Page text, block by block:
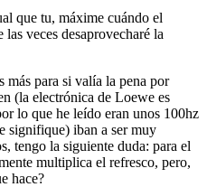
que tu, máxime cuándo el
veces desaprovecharé la
más para si valía la pena por
(la electrónica de Loewe es
lo que he leído eran unos 100hz
signifique) iban a ser muy
tengo la siguiente duda: para el
multiplica el refresco, pero,
hace?